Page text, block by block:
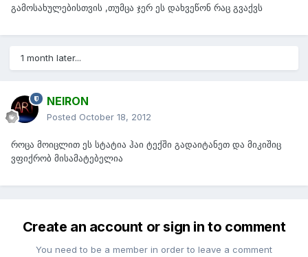
გამოსახულებისთვის ,თუმცა ჯერ ეს დახვეწონ რაც გვაქვს
1 month later...
NEIRON
Posted October 18, 2012
როცა მოიცლით ეს სტატია ჰაი ტექში გადაიტანეთ და მიკიშიც
ვფიქრობ მისამატებელია
Create an account or sign in to comment
You need to be a member in order to leave a comment